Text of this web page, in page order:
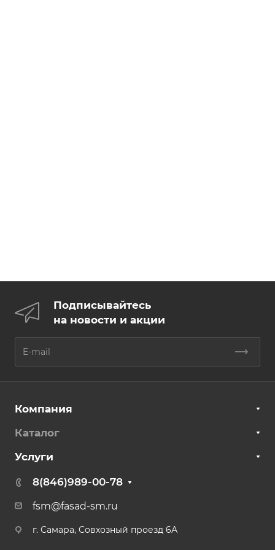
Подписывайтесь
на новости и акции
Компания
Каталог
Услуги
8(846)989-00-78
fsm@fasad-sm.ru
г. Самара, Совхозный проезд 6А